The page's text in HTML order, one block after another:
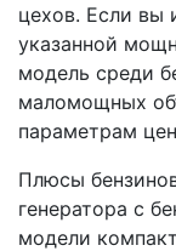
цехов. Если вы
указанной
модель среди
маломощных
параметрам
Плюсы
генератора с
модели